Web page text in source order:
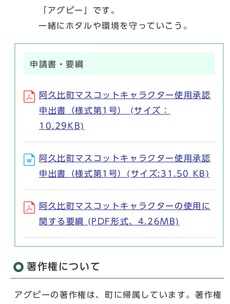
「アグピー」です。
一緒にホタルや環境を守っていこう。
申請書・要綱
阿久比町マスコットキャラクター使用承認
申出書（様式第1号） (サイズ：
10.29KB)
阿久比町マスコットキャラクター使用承認
申出書（様式第1号）(サイズ:31.50 KB)
阿久比町マスコットキャラクターの使用に
関する要綱 (PDF形式、4.26MB)
著作権について
アグピーの著作権は、町に帰属しています。著作権